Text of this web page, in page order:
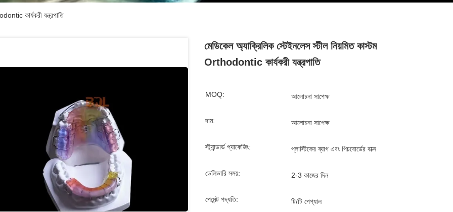
কার্যকরী যন্ত্রপাতি
মেডিকেল অ্যাক্রিলিক স্টেইনলেস স্টীল নিয়মিত কাস্টম
Orthodontic কার্যকরী যন্ত্রপাতি
MOQ: আলোচনা সাপেক্ষ
দাম: আলোচনা সাপেক্ষ
স্ট্যান্ডার্ড প্যাকেজিং: প্লাস্টিকের ব্যাগ এবং পিচবোর্ডের বাক্স
ডেলিভারি সময়: 2-3 কাজের দিন
পেমেন্ট পদ্ধতি: টি/টি পেপ্যাল